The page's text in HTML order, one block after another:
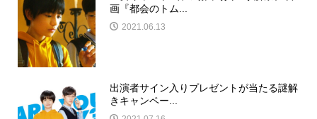
画『都会のトム...
2021.06.13
出演者サイン入りプレゼントが当たる謎解
きキャンペー...